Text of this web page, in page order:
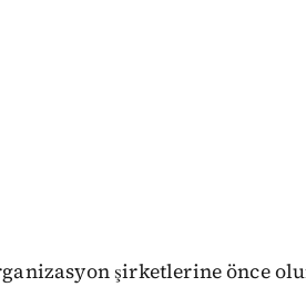
şirketlerine önce